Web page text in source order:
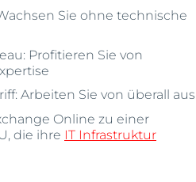
Sie ohne technische
Profitieren Sie von
Arbeiten Sie von überall aus
Online zu einer
die ihre IT Infrastruktur